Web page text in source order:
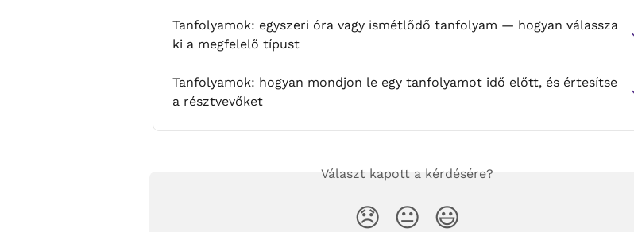
Tanfolyamok: egyszeri óra vagy ismétlődő tanfolyam — hogyan válassza
ki a megfelelő típust
Tanfolyamok: hogyan mondjon le egy tanfolyamot idő előtt, és értesítse
a résztvevőket
Választ kapott a kérdésére?
😞 😐 😃